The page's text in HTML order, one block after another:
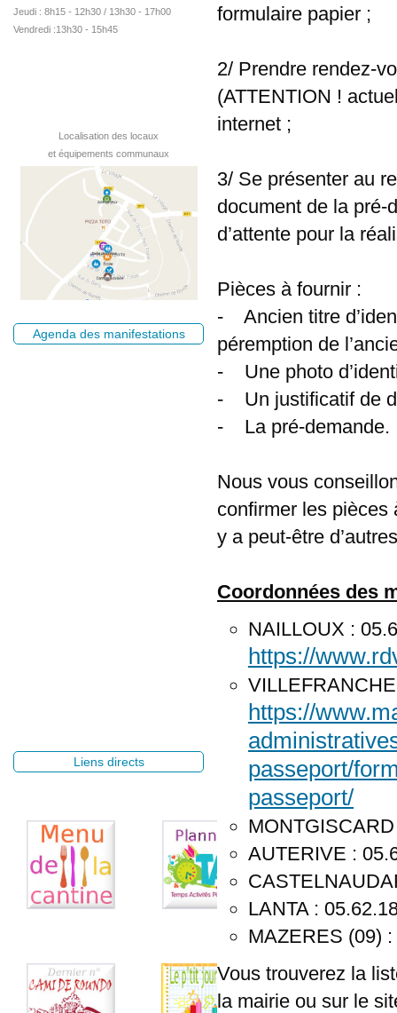
Jeudi : 8h15 - 12h30 / 13h30 - 17h00
Vendredi :13h30 - 15h45
Localisation des locaux
et équipements communaux
Agenda des manifestations
Liens directs
formulaire papier ;
2/ Prendre rendez-
(ATTENTION !
internet ;
3/ Se présenter au
document de la pré-
d’attente pour la
Pièces à fournir :
- Ancien titre
péremption de
- Une photo
- Un justificatif de
- La pré-demande.
Nous vous
confirmer les pièces
y a peut-être
Coordonnées des
NAILLOUX :
https://
https://
passeport/
passeport/
AUTERIVE :
LANTA :
MAZERES (09)
Vous trouverez la
la mairie ou sur le